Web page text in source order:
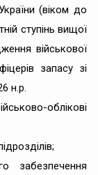
(віком до
ступінь вищої
військової
запасу зі
н.р.
облікові
забезпечення